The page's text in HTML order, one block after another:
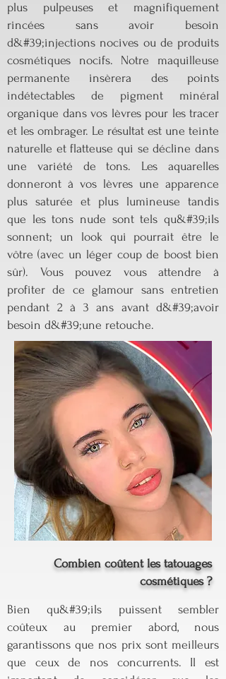
plus pulpeuses et magnifiquement
rincées sans avoir besoin
d&#39;injections nocives ou de produits
cosmétiques nocifs. Notre maquilleuse
permanente insèrera des points
indétectables de pigment minéral
organique dans vos lèvres pour les tracer
et les ombrager. Le résultat est une teinte
naturelle et flatteuse qui se décline dans
une variété de tons. Les aquarelles
donneront à vos lèvres une apparence
plus saturée et plus lumineuse tandis
que les tons nude sont tels qu&#39;ils
sonnent; un look qui pourrait être le
vôtre (avec un léger coup de boost bien
sûr). Vous pouvez vous attendre à
profiter de ce glamour sans entretien
pendant 2 à 3 ans avant d&#39;avoir
besoin d&#39;une retouche.
Combien coûtent les tatouages
cosmétiques ?
Bien qu&#39;ils puissent sembler
coûteux au premier abord, nous
garantissons que nos prix sont meilleurs
que ceux de nos concurrents. Il est